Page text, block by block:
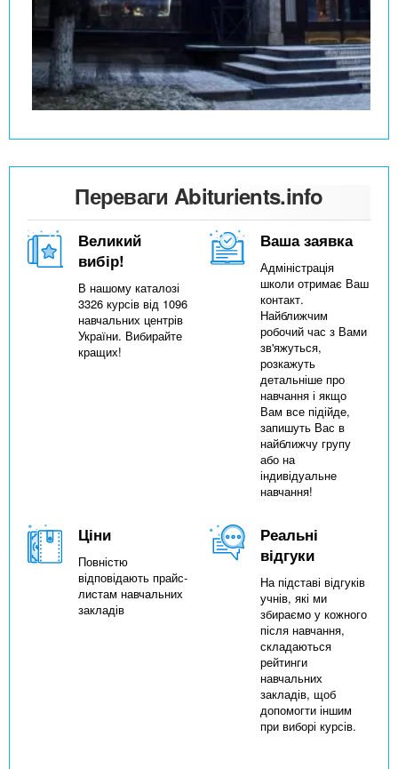
Переваги Abiturients.info
Великий
вибір!
В нашому каталозі
3326 курсів від 1096
навчальних центрів
України. Вибирайте
кращих!
Ваша заявка
Адміністрація
школи отримає Ваш
контакт.
Найближчим
робочий час з Вами
зв'яжуться,
розкажуть
детальніше про
навчання і якщо
Вам все підійде,
запишуть Вас в
найближчу групу
або на
індивідуальне
навчання!
Ціни
Повністю
відповідають прайс-
листам навчальних
закладів
Реальні
відгуки
На підставі відгуків
учнів, які ми
збираємо у кожного
після навчання,
складаються
рейтинги
навчальних
закладів, щоб
допомогти іншим
при виборі курсів.